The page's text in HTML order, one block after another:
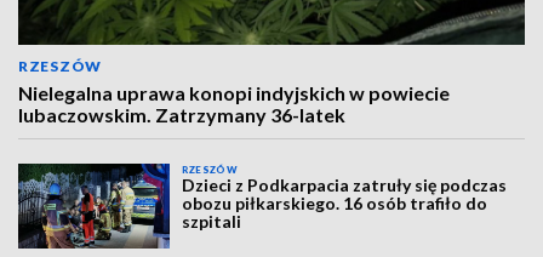
RZESZÓW
Nielegalna uprawa konopi indyjskich w powiecie
lubaczowskim. Zatrzymany 36-latek
RZESZÓW
Dzieci z Podkarpacia zatruły się podczas
obozu piłkarskiego. 16 osób trafiło do
szpitali